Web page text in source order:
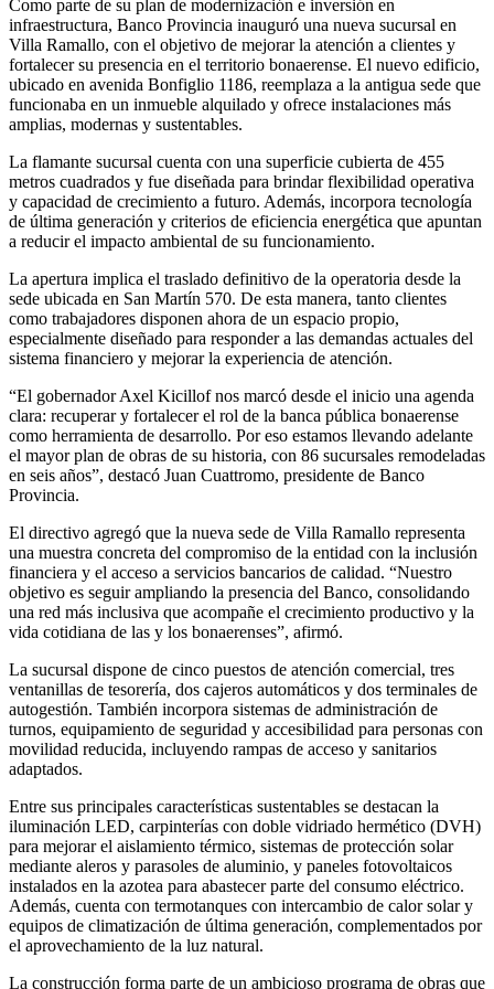
Como parte de su plan de modernización e inversión en
infraestructura, Banco Provincia inauguró una nueva sucursal en
Villa Ramallo, con el objetivo de mejorar la atención a clientes y
fortalecer su presencia en el territorio bonaerense. El nuevo edificio,
ubicado en avenida Bonfiglio 1186, reemplaza a la antigua sede que
funcionaba en un inmueble alquilado y ofrece instalaciones más
amplias, modernas y sustentables.
La flamante sucursal cuenta con una superficie cubierta de 455
metros cuadrados y fue diseñada para brindar flexibilidad operativa
y capacidad de crecimiento a futuro. Además, incorpora tecnología
de última generación y criterios de eficiencia energética que apuntan
a reducir el impacto ambiental de su funcionamiento.
La apertura implica el traslado definitivo de la operatoria desde la
sede ubicada en San Martín 570. De esta manera, tanto clientes
como trabajadores disponen ahora de un espacio propio,
especialmente diseñado para responder a las demandas actuales del
sistema financiero y mejorar la experiencia de atención.
“El gobernador Axel Kicillof nos marcó desde el inicio una agenda
clara: recuperar y fortalecer el rol de la banca pública bonaerense
como herramienta de desarrollo. Por eso estamos llevando adelante
el mayor plan de obras de su historia, con 86 sucursales remodeladas
en seis años”, destacó Juan Cuattromo, presidente de Banco
Provincia.
El directivo agregó que la nueva sede de Villa Ramallo representa
una muestra concreta del compromiso de la entidad con la inclusión
financiera y el acceso a servicios bancarios de calidad. “Nuestro
objetivo es seguir ampliando la presencia del Banco, consolidando
una red más inclusiva que acompañe el crecimiento productivo y la
vida cotidiana de las y los bonaerenses”, afirmó.
La sucursal dispone de cinco puestos de atención comercial, tres
ventanillas de tesorería, dos cajeros automáticos y dos terminales de
autogestión. También incorpora sistemas de administración de
turnos, equipamiento de seguridad y accesibilidad para personas con
movilidad reducida, incluyendo rampas de acceso y sanitarios
adaptados.
Entre sus principales características sustentables se destacan la
iluminación LED, carpinterías con doble vidriado hermético (DVH)
para mejorar el aislamiento térmico, sistemas de protección solar
mediante aleros y parasoles de aluminio, y paneles fotovoltaicos
instalados en la azotea para abastecer parte del consumo eléctrico.
Además, cuenta con termotanques con intercambio de calor solar y
equipos de climatización de última generación, complementados por
el aprovechamiento de la luz natural.
La construcción forma parte de un ambicioso programa de obras que